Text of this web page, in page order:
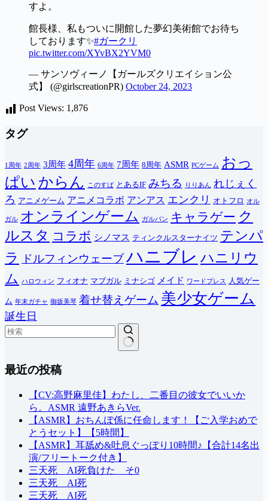
すよ。
館長様、私もついに開館した夢幻美術館でお待ち
しております✨#ガークリ
pic.twitter.com/XYvBX2YVM0
— サンソヴィーノ【ガールズクリエイション公
式】 (@girlscreationPR) October 24, 2023
Post Views: 1,876
タグ
1周年 2周年 3周年 4周年 6周年 7周年 8周年 ASMR PCゲーム
おっ
ぱい からん このすば とあるIF みちる りりあん れじぇく
ろ アニメゲーム アニメコラボ アンアス エンクリ オトフロ オル
ガル オンラインゲーム ガルパン キャラゲー ク
ルスタ コラボ シノマス ティンクルスターナイツ テンパ
ラ
ドルフィンウェーブハニブレ ハニリウ
ム
ハロウィン フィオナ マブガル ミナシゴ メイド ワードプレス 人気ゲー
ム 年末ガチャ 御坂美琴 着せ替えゲーム 美少女ゲーム
誕生日
果
最近の投稿
【CV:高野麻里佳】わたし、二番目の彼女でいいか
ら。ASMR 遠野あきらVer.
【ASMR】おちんぽ係に任命します！【ご入学おめで
とうセット】【5時間】
【ASMR】耳舐め&吐息ぐっぽり10時間♪【合計14名出
演/フリートーク付き】
三天死 AI死負けた そ0
三天死 AI死
三天死 AI死